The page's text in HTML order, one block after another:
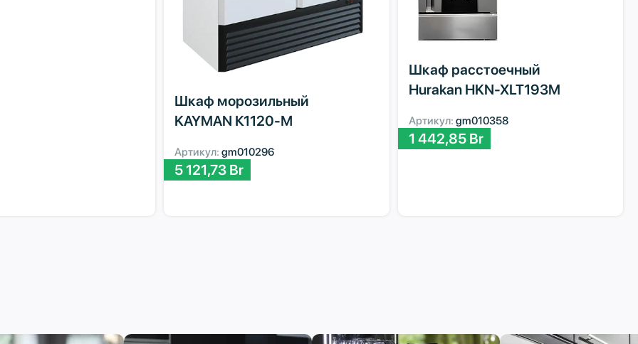
Шкаф морозильный
KAYMAN К1120-М
Артикул: gm010296
5 121,73 Br
Шкаф расстоечный
Hurakan HKN-XLT193M
Артикул: gm010358
1 442,85 Br